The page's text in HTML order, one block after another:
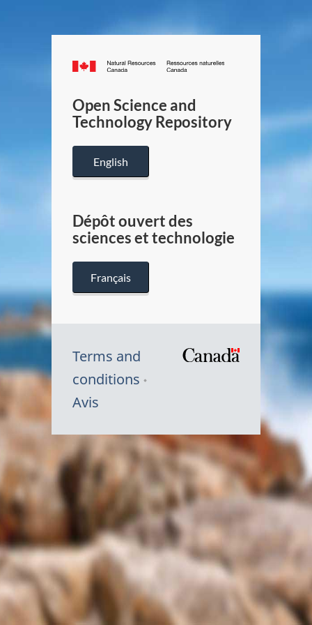
Canada.ca
/
Canada
Open Science and
Technology Repository
English
Dépôt ouvert des
sciences et technologie
Français
Terms and
conditions
Avis
Symbole
du
Canada